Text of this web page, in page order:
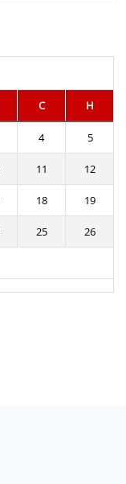
С Н
4 5
11 12
18 19
25 26